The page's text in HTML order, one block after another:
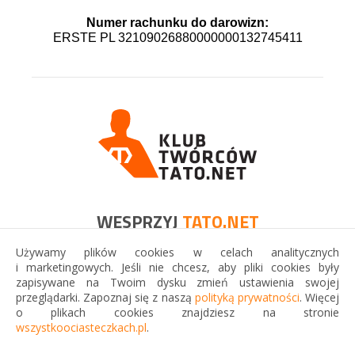
Numer rachunku do darowizn:
ERSTE PL 32109026880000000132745411
WESPRZYJTATO.NET
Jeśli możesz, wesprzyj finansowo Tato.Net. Będzie to
wspaniały dar, który przyniesie korzyść wielu ojcom i ich
rodzinom!
Używamy plików cookies w celach analitycznych
i marketingowych. Jeśli nie chcesz, aby pliki cookies były
zapisywane na Twoim dysku zmień ustawienia swojej
przeglądarki. Zapoznaj się z naszą polityką prywatności. Więcej
o plikach cookies znajdziesz na stronie
wszystkoociasteczkach.pl.